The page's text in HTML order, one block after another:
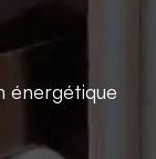
énergétique